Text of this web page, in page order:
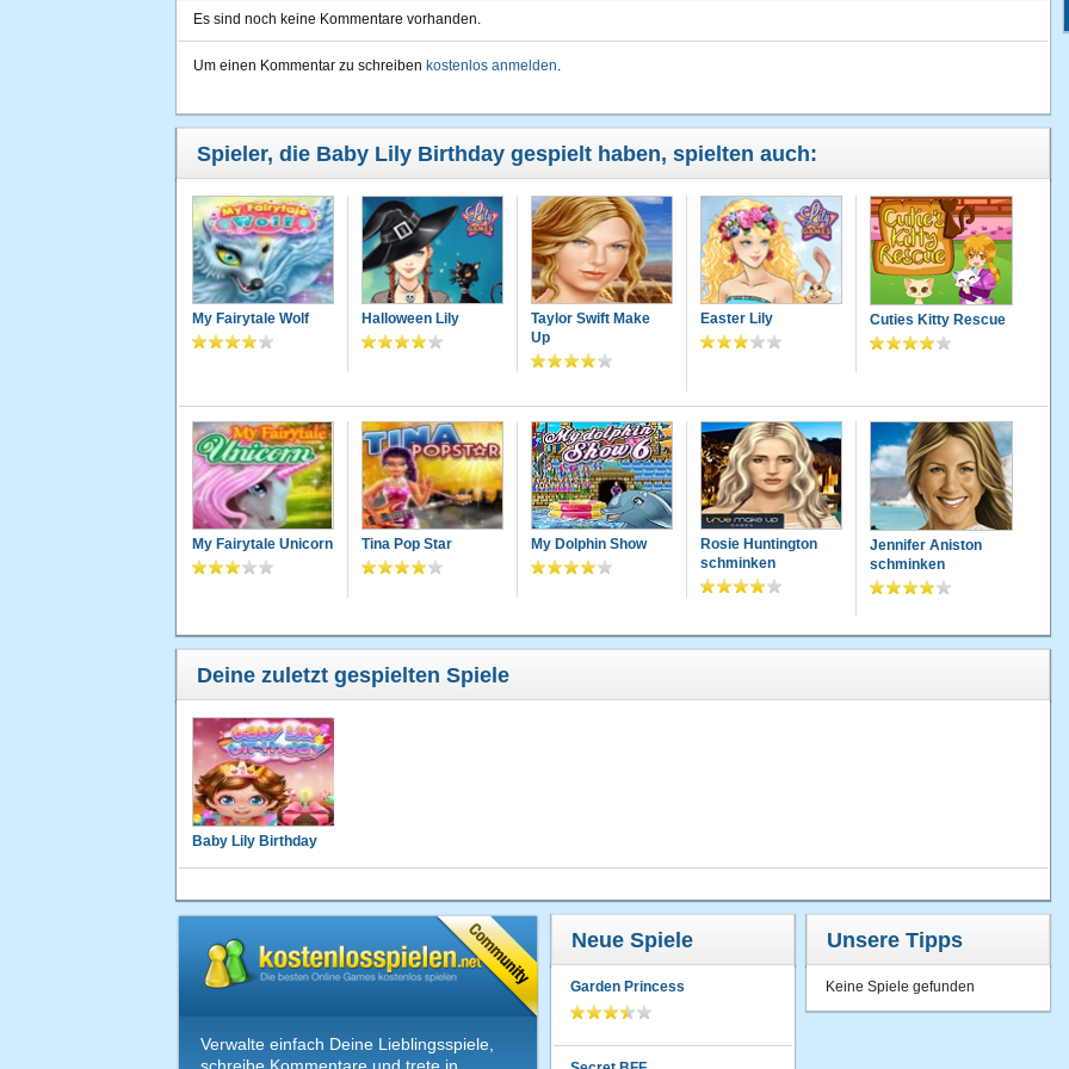
Es sind noch keine Kommentare vorhanden.
Um einen Kommentar zu schreiben kostenlos anmelden.
Spieler, die Baby Lily Birthday gespielt haben, spielten auch:
My Fairytale Wolf Halloween Lily
Taylor Swift Make
Up
Easter Lily Cuties Kitty Rescue
My Fairytale Unicorn Tina Pop Star My Dolphin Show
Rosie Huntington
schminken
Jennifer Aniston
schminken
Deine zuletzt gespielten Spiele
Baby Lily Birthday
Verwalte einfach Deine Lieblingsspiele,
Neue Spiele
Garden Princess
Unsere Tipps
Keine Spiele gefunden